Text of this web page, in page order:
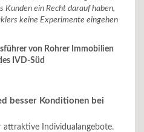
Kunden ein Recht darauf haben,
keine Experimente eingehen
von Rohrer Immobilien
IVD-Süd
besser Konditionen bei
Individualangebote.